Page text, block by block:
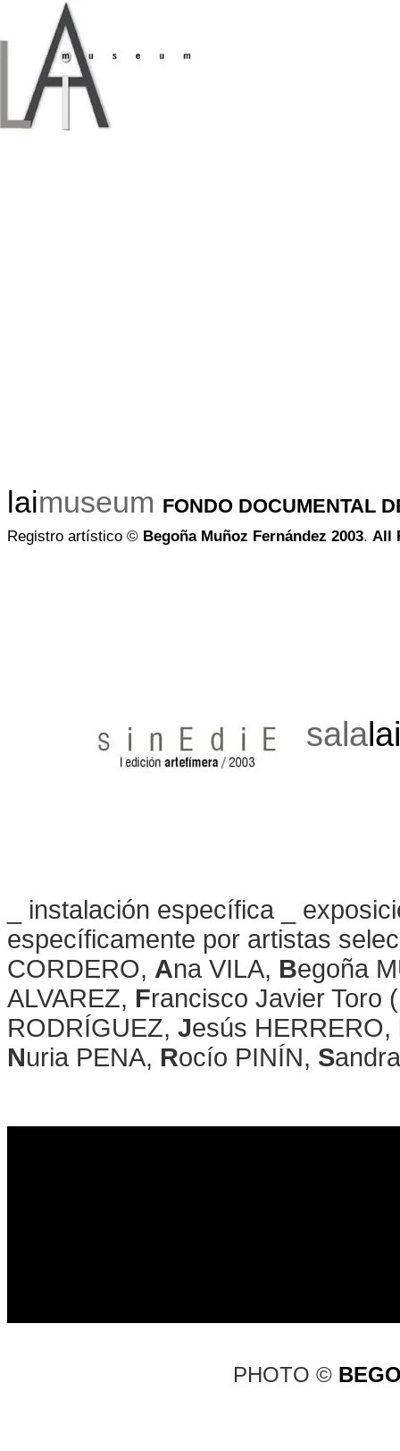
laimuseum FONDO DOCUMENTAL
Registro artístico © Begoña Muñoz Fernández 2003. All
salalai
_ instalación específica _
específicamente por artistas
CORDERO, Ana VILA, Begoña
ALVAREZ, Francisco Javier Toro
RODRÍGUEZ, Jesús HERRERO,
Nuria PENA, Rocío PINÍN, S
PHOTO ©